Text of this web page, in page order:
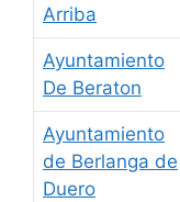
Arriba
Ayuntamiento
De Beraton
Ayuntamiento
de Berlanga de
Duero